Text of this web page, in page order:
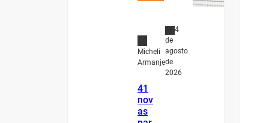
Micheli
Armanje
4
de
agosto
de
2026
41
nov
as